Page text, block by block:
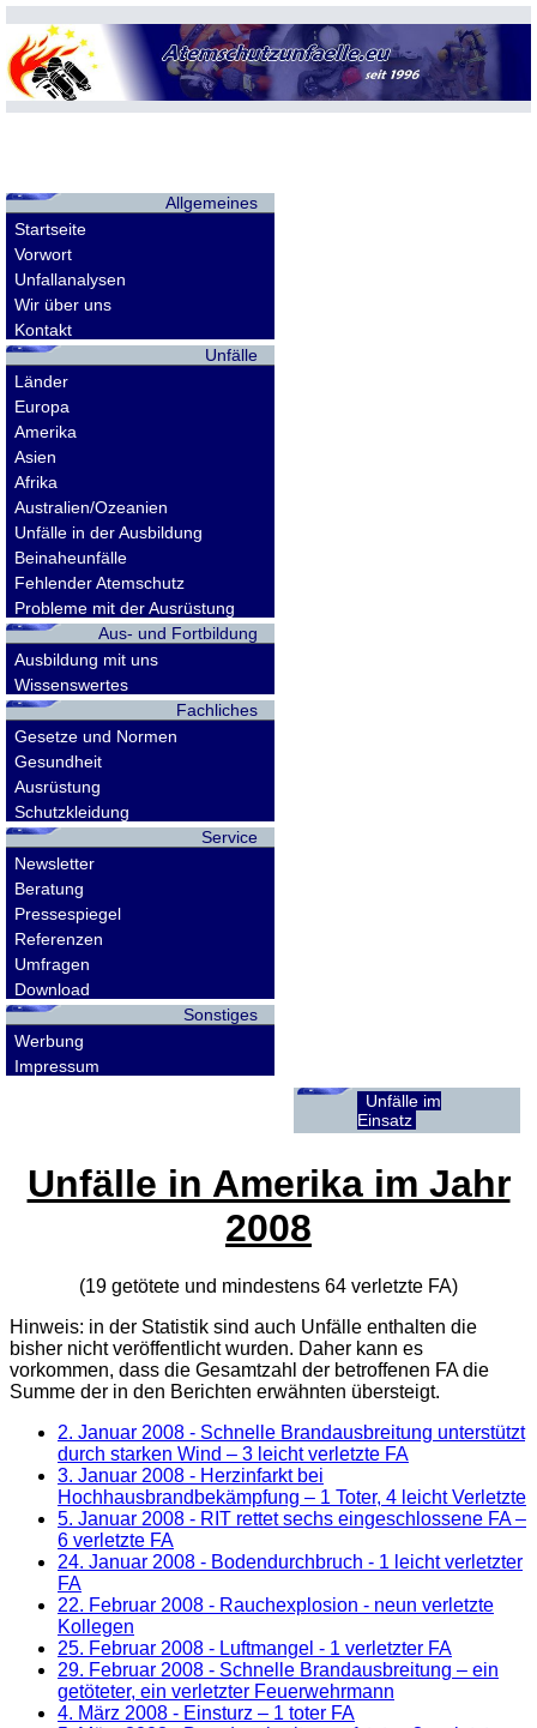
Allgemeines
Startseite
Vorwort
Unfallanalysen
Wir über uns
Kontakt
Unfälle
Länder
Europa
Amerika
Asien
Afrika
Australien/Ozeanien
Unfälle in der Ausbildung
Beinaheunfälle
Fehlender Atemschutz
Probleme mit der Ausrüstung
Aus- und Fortbildung
Ausbildung mit uns
Wissenswertes
Fachliches
Gesetze und Normen
Gesundheit
Ausrüstung
Schutzkleidung
Service
Newsletter
Beratung
Pressespiegel
Referenzen
Umfragen
Download
Sonstiges
Werbung
Impressum
Unfälle im
Einsatz
Unfälle in Amerika im Jahr
2008
(19 getötete und mindestens 64 verletzte FA)
Hinweis: in der Statistik sind auch Unfälle enthalten die
bisher nicht veröffentlicht wurden. Daher kann es
vorkommen, dass die Gesamtzahl der betroffenen FAdie
Summe der in den Berichten erwähnten übersteigt.
2. Januar 2008 - Schnelle Brandausbreitung unterstützt
durch starken Wind – 3 leicht verletzte FA
3. Januar 2008 - Herzinfarkt bei
Hochhausbrandbekämpfung – 1 Toter, 4 leicht Verletzte
5. Januar 2008 - RIT rettet sechs eingeschlossene FA –
6 verletzte FA
24. Januar 2008 - Bodendurchbruch - 1 leicht verletzter
FA
22. Februar 2008 - Rauchexplosion - neun verletzte
Kollegen
25. Februar 2008 - Luftmangel - 1 verletzter FA
29. Februar 2008 - Schnelle Brandausbreitung – ein
getöteter, ein verletzter Feuerwehrmann
4. März 2008 - Einsturz – 1 toter FA